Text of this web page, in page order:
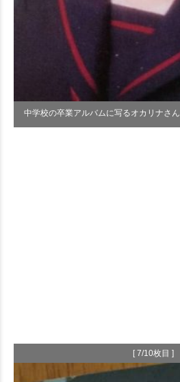
中学校の卒業アルバムに写るオカリナさん
[ 7/10枚目 ]